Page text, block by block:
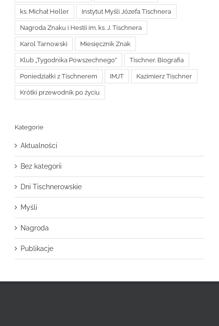
ks. Michał Heller Instytut Myśli Józefa Tischnera
Nagroda Znaku i Hestii im. ks. J. Tischnera
Karol Tarnowski Miesięcznik Znak
Klub „Tygodnika Powszechnego” Tischner. Biografia
Poniedziałki z Tischnerem IMJT Kazimierz Tischner
Krótki przewodnik po życiu
Kategorie
Aktualności
Bez kategorii
Dni Tischnerowskie
Myśli
Nagroda
Publikacje